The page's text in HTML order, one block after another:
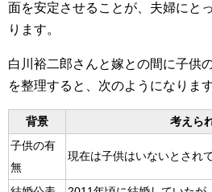
面を安定させることが、夫婦にと
ります。
白川裕二郎さんと嫁との間に子供
を整理すると、次のようになります
背景
考えら
子供の有
無
現在は子供はいないとされ